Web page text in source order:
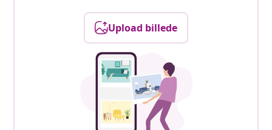
Upload billede